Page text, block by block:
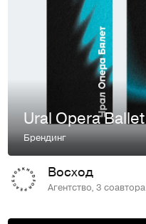
Ural Opera Ballet
Брендинг
Восход
Агентство, 3 соавтора